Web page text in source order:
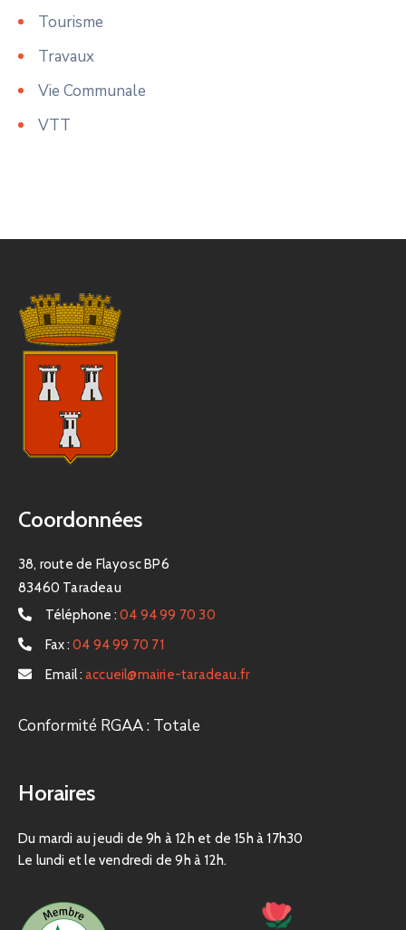
Tourisme
Travaux
Vie Communale
VTT
Coordonnées
38, route de Flayosc BP6
83460 Taradeau
Téléphone : 04 94 99 70 30
Fax : 04 94 99 70 71
Email : accueil@mairie-taradeau.fr
Conformité RGAA : Totale
Horaires
Du mardi au jeudi de 9h à 12h et de 15h à 17h30
Le lundi et le vendredi de 9h à 12h.